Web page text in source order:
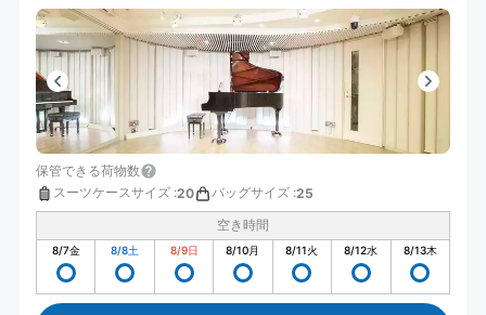
保管できる荷物数
スーツケースサイズ :20 バッグサイズ :25
空き時間
8/7金 8/8土 8/9日 8/10月 8/11火 8/12水 8/13木